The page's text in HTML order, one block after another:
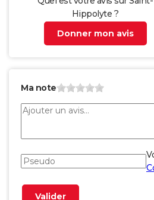
Hippolyte ?
Donner mon avis
Ma note